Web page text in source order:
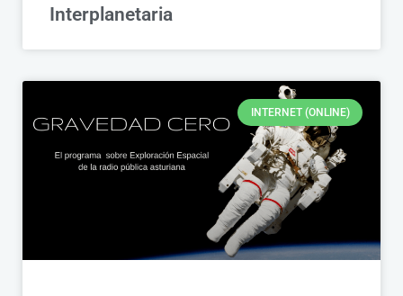
Interplanetaria
INTERNET (ONLINE)